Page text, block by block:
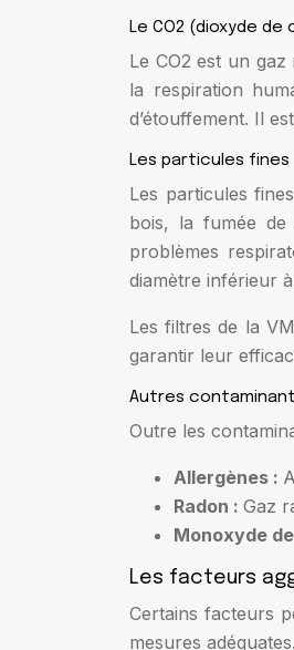
Le CO2 (dioxyde de
Le CO2 est un
la respiration
d’étouffement. Il
Les particules fines
Les particules
bois, la fumée de
problèmes
diamètre inférieur
Les filtres de la
garantir leur
Autres
Outre les
Allergènes :
Radon : Gaz
Monoxyde
Les facteurs
Certains facteurs
mesures adéquates.